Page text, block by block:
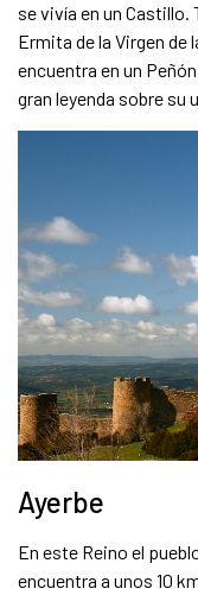
se vivía en un Castillo.
Ermita de la Virgen de
encuentra en un
gran leyenda sobre su
Ayerbe
En este Reino el
encuentra a unos 10